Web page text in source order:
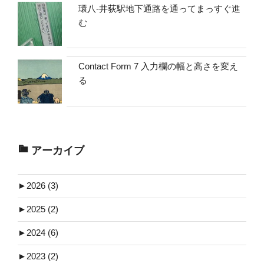
環八-井荻駅地下通路を通ってまっすぐ進
む
Contact Form 7 入力欄の幅と高さを変え
る
アーカイブ
► 2026 (3)
► 2025 (2)
► 2024 (6)
► 2023 (2)